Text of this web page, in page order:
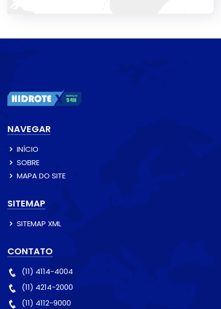
NAVEGAR
INÍCIO
SOBRE
MAPA DO SITE
SITEMAP
SITEMAP XML
CONTATO
(11) 4114-4004
(11) 4214-2000
(11) 4112-9000